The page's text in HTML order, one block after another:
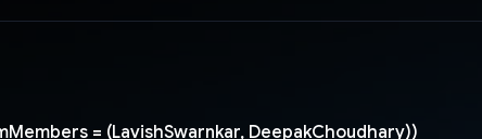
= (LavishSwarnkar, DeepakChoudhary))